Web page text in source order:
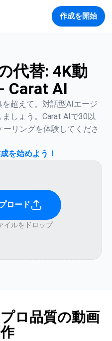
作成を開始
代替: 4K動
Carat AI
超えて。対話型AIエージ
しょう。Carat AIで30以
リングを体験してくださ
を始めよう！
ロード
イルをドロップ
ロ品質の動画